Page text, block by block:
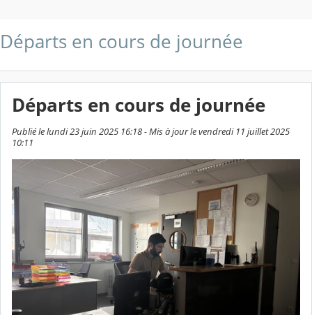
Départs en cours de journée
Départs en cours de journée
Publié le lundi 23 juin 2025 16:18 - Mis à jour le vendredi 11 juillet 2025
10:11